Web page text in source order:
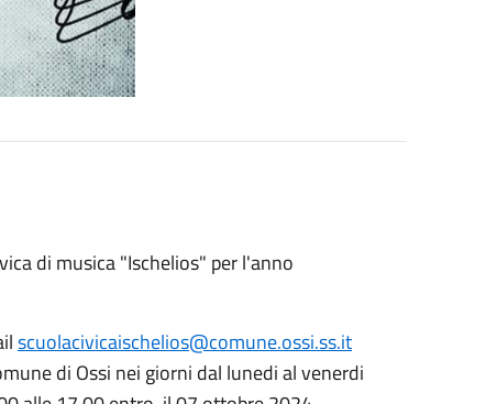
di musica "Ischelios" per l'anno
scuolacivicaischelios@comune.ossi.ss.it
di Ossi nei giorni dal lunedi al venerdi